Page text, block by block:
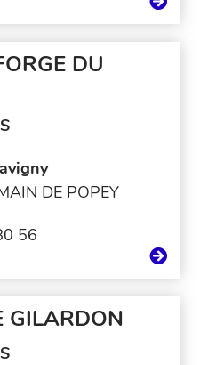
DU
DE POPEY
56
GILARDON